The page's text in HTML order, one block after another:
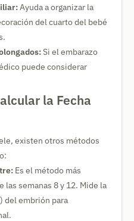
Ayuda a organizar la
del cuarto del bebé
Si el embarazo
puede considerar
la Fecha
existen otros métodos
Es el método más
semanas 8 y 12. Mide la
del embrión para